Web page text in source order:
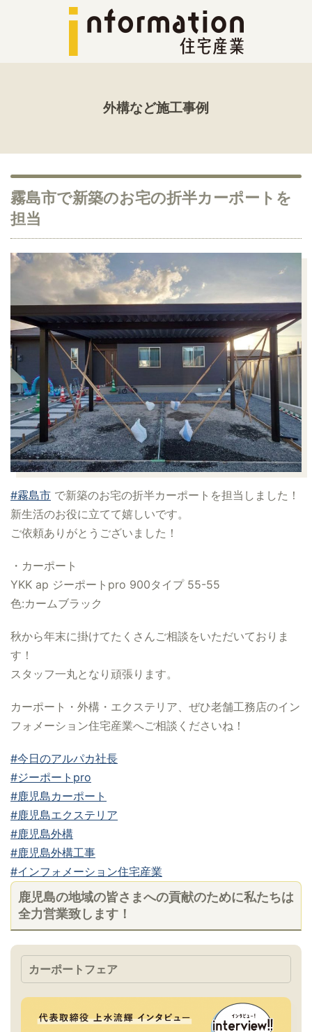
外構など施工事例
霧島市で新築のお宅の折半カーポートを
担当
#霧島市 で新築のお宅の折半カーポートを担当しました！
新生活のお役に立てて嬉しいです。
ご依頼ありがとうございました！
・カーポート
YKK ap ジーポートpro 900タイプ 55-55
色:カームブラック
秋から年末に掛けてたくさんご相談をいただいておりま
す！
スタッフ一丸となり頑張ります。
カーポート・外構・エクステリア、ぜひ老舗工務店のイン
フォメーション住宅産業へご相談くださいね！
#今日のアルパカ社長
#ジーポートpro
#鹿児島カーポート
#鹿児島エクステリア
#鹿児島外構
#鹿児島外構工事
#インフォメーション住宅産業
鹿児島の地域の皆さまへの貢献のために私たちは
全力営業致します！
カーポートフェア